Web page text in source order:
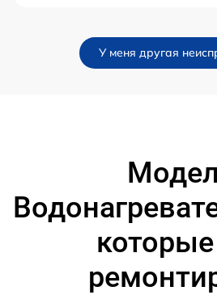
У меня другая